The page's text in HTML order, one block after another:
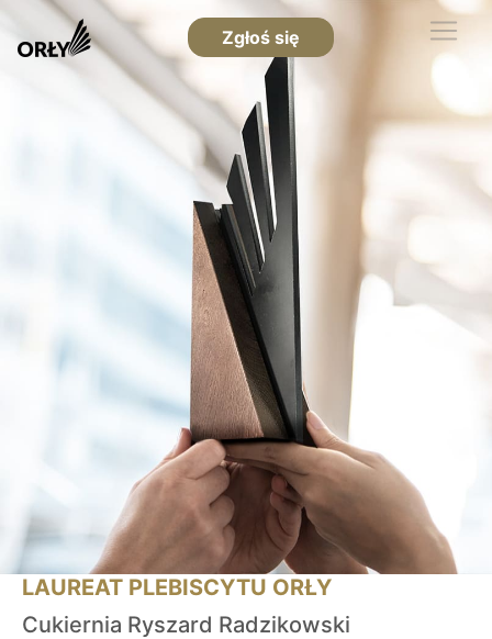
Zgłoś się
LAUREAT PLEBISCYTU ORŁY
Cukiernia Ryszard Radzikowski